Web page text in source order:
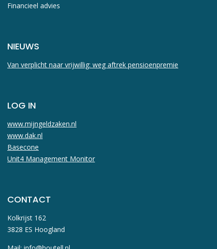
Financieel advies
NIEUWS
Van verplicht naar vrijwillig: weg aftrek pensioenpremie
LOG IN
www.mijngeldzaken.nl
www.dak.nl
Basecone
Unit4 Management Monitor
CONTACT
Kolkrijst 162
3828 ES Hoogland